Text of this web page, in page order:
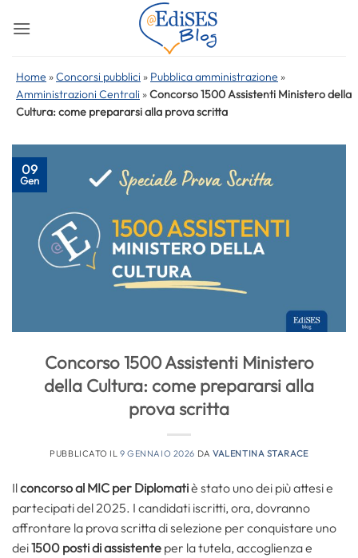
Home »Concorsi pubblici » Pubblica amministrazione »
Amministrazioni Centrali »Concorso 1500 Assistenti Ministero della
Cultura: come prepararsi alla prova scritta
09
Gen
Concorso 1500 Assistenti Ministero
della Cultura: come prepararsi alla
prova scritta
PUBBLICATO IL9 GENNAIO 2026 DAVALENTINA STARACE
Ilconcorso al MIC per Diplomatiè stato uno dei più attesi e
partecipati del 2025. I candidati iscritti, ora, dovranno
affrontare la prova scritta di selezione per conquistare uno
dei1500 posti di assistente per la tutela, accoglienza e